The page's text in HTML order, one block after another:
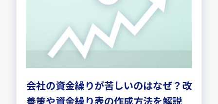
会社の資金繰りが苦しいのはなぜ？改
善策や資金繰り表の作成方法を解説